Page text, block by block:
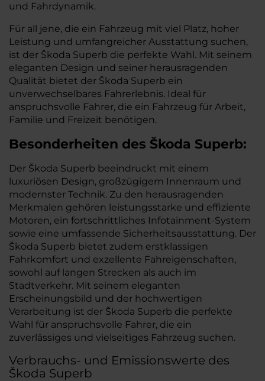
und Fahrdynamik.
Für all jene, die ein Fahrzeug mit viel Platz, hoher
Leistung und umfangreicher Ausstattung suchen,
ist der Škoda Superb die perfekte Wahl. Mit seinem
eleganten Design und seiner herausragenden
Qualität bietet der Škoda Superb ein
unverwechselbares Fahrerlebnis. Ideal für
anspruchsvolle Fahrer, die ein Fahrzeug für Arbeit,
Familie und Freizeit benötigen.
Besonderheiten des Škoda Superb:
Der Škoda Superb beeindruckt mit einem
luxuriösen Design, großzügigem Innenraum und
modernster Technik. Zu den herausragenden
Merkmalen gehören leistungsstarke und effiziente
Motoren, ein fortschrittliches Infotainment-System
sowie eine umfassende Sicherheitsausstattung. Der
Škoda Superb bietet zudem erstklassigen
Fahrkomfort und exzellente Fahreigenschaften,
sowohl auf langen Strecken als auch im
Stadtverkehr. Mit seinem eleganten
Erscheinungsbild und der hochwertigen
Verarbeitung ist der Škoda Superb die perfekte
Wahl für anspruchsvolle Fahrer, die ein
zuverlässiges und vielseitiges Fahrzeug suchen.
Verbrauchs- und Emissionswerte des
Škoda Superb